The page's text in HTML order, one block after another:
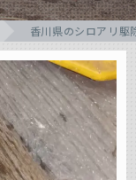
香川県のシロアリ駆